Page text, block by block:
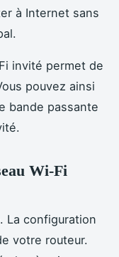
à Internet sans
invité permet de
pouvez ainsi
bande passante
Wi-Fi
La configuration
votre routeur.